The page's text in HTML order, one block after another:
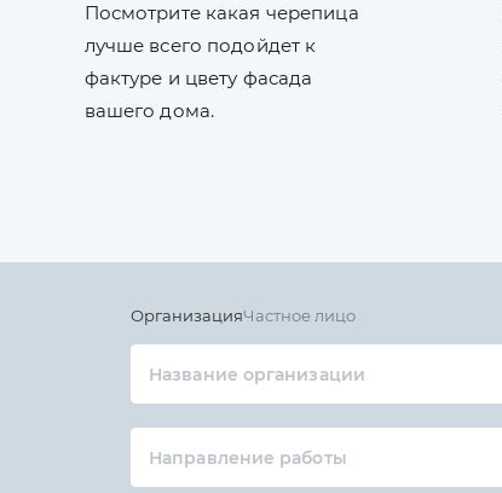
Посмотрите какая черепица
лучше всего подойдет к
фактуре и цвету фасада
вашего дома.
ОрганизацияЧастное лицо
Название организации
Направление работы